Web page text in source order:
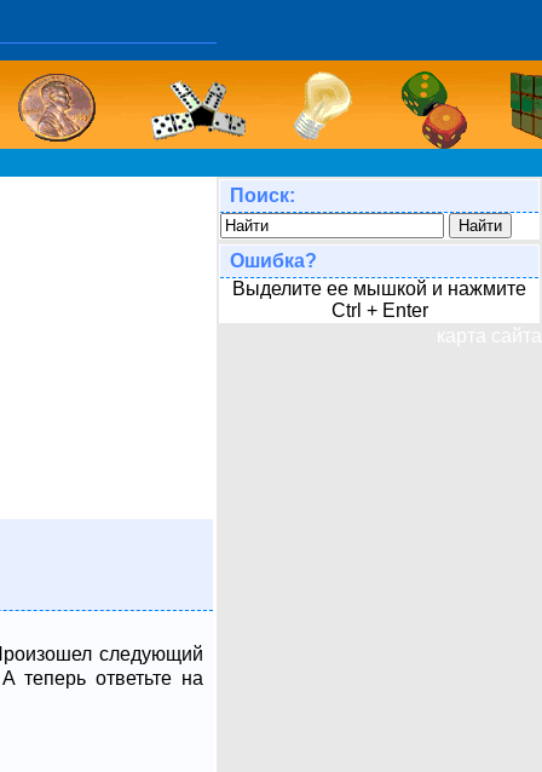
следующий
ответьте на
Поиск:
Ошибка?
Выделите ее мышкой и нажмите
Ctrl + Enter